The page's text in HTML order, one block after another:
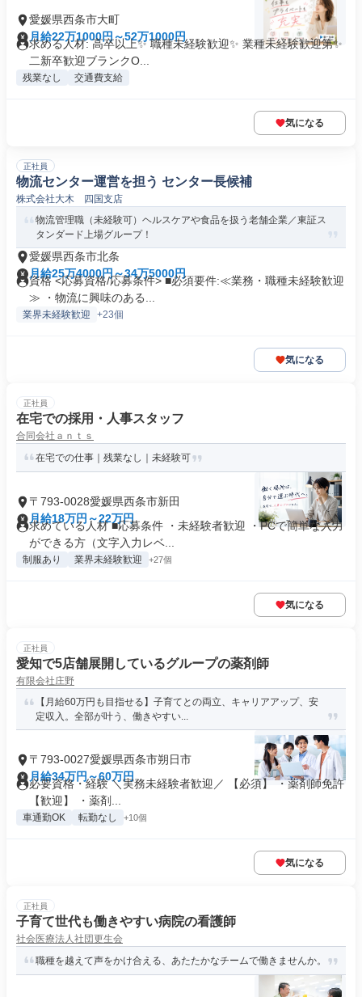
愛媛県西条市大町
月給22万1000円～52万1000円
求める人材: 高卒以上✨ 職種未経験歓迎✨ 業種未経験歓迎第✨
二新卒歓迎ブランクO...
残業なし 交通費支給
気になる
正社員
物流センター運営を担う センター長候補
株式会社大木 四国支店
物流管理職（未経験可）ヘルスケアや食品を扱う老舗企業／東証ス
タンダード上場グループ！
愛媛県西条市北条
月給25万4000円～34万5000円
資格 <応募資格/応募条件> ■必須要件:≪業務・職種未経験歓迎
≫ ・物流に興味のある...
業界未経験歓迎 +23個
気になる
正社員
在宅での採用・人事スタッフ
合同会社ａｎｔｓ
在宅での仕事｜残業なし｜未経験可
〒793-0028愛媛県西条市新田
月給18万円～22万円
求めている人材 ■応募条件 ・未経験者歓迎 ・PCで簡単な入力
ができる方（文字入力レベ...
制服あり 業界未経験歓迎 +27個
気になる
正社員
愛知で5店舗展開しているグループの薬剤師
有限会社庄野
【月給60万円も目指せる】子育てとの両立、キャリアアップ、安
定収入。全部が叶う、働きやすい...
〒793-0027愛媛県西条市朔日市
月給34万円～60万円
必要資格・経験 ＼実務未経験者歓迎／ 【必須】 ・薬剤師免許
【歓迎】 ・薬剤...
車通勤OK 転勤なし +10個
気になる
正社員
子育て世代も働きやすい病院の看護師
社会医療法人社団更生会
職種を越えて声をかけ合える、あたたかなチームで働きませんか。